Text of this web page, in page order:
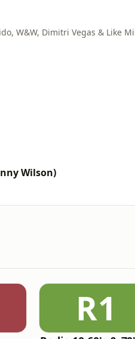
W&W, Dimitri Vegas & Like
Wilson)
R1